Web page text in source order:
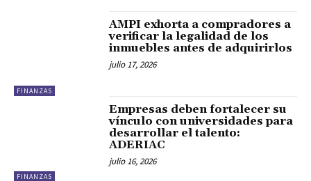
FINANZAS
AMPI exhorta a compradores a
verificar la legalidad de los
inmuebles antes de adquirirlos
julio 17, 2026
FINANZAS
Empresas deben fortalecer su
vínculo con universidades para
desarrollar el talento:
ADERIAC
julio 16, 2026